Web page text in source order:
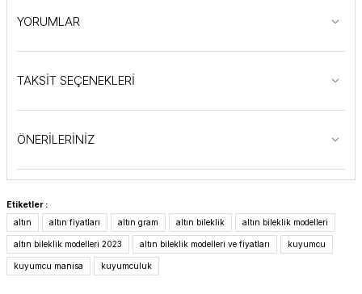
YORUMLAR
TAKSİT SEÇENEKLERİ
ÖNERİLERİNİZ
Etiketler :
altın
altın fiyatları altın gram altın bileklik altın bileklik modelleri
altın bileklik modelleri 2023 altın bileklik modelleri ve fiyatları kuyumcu
kuyumcu manisa kuyumculuk